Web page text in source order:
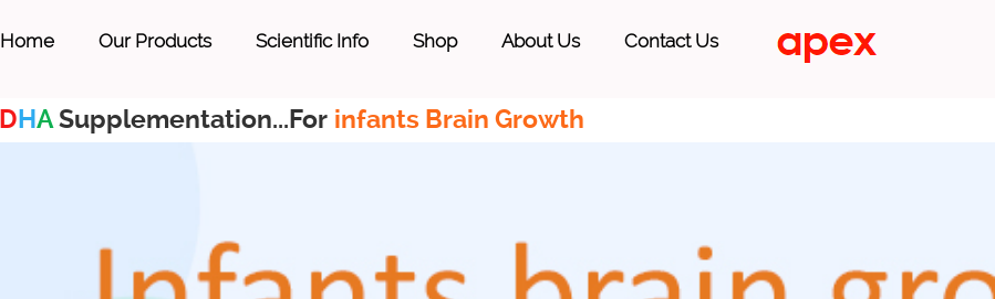
Home Our Products Scientific Info Shop About Us Contact Us
DHASupplementation...For infants Brain Growth